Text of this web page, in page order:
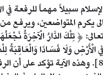
سبيلاً مهماً للرفعة في
يكرم المتواضعين، ويرفع
﴿ تِلْكَ الدَّارُ الْآخِرَةُ
الْأَرْضِ وَلَا فَسَادًا وَالْعَاقِبَةُ
[القصص: 83]. وهذه الآية تؤكد على